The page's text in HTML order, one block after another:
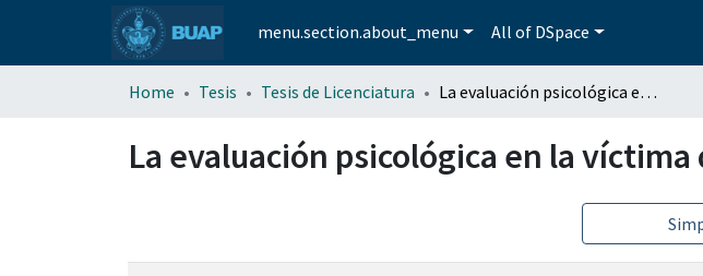
menu.section.about_menu All of DSpace
Home Tesis Tesis de Licenciatura La evaluación psicológica en la víctima de delito
La evaluación psicológica en la